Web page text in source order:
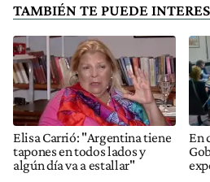
TAMBIÉN TE PUEDE
Elisa Carrió: "Argentina tiene
tapones en todos lados y
algún día va a estallar"
En